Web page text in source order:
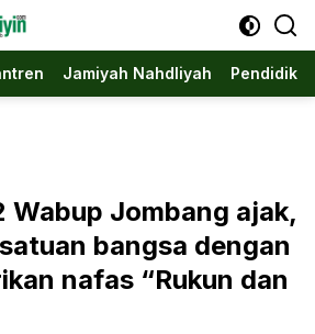
Jamiyah Nahdliyah
Wabup Jombang ajak,
bangsa dengan
nafas “Rukun dan